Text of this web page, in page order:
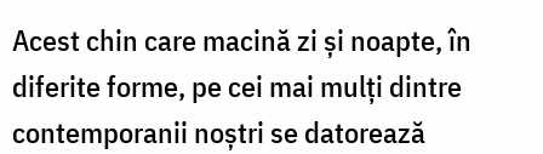
Acest chin care macină zi și noapte, în
diferite forme, pe cei mai mulți dintre
contemporanii noștri se datorează